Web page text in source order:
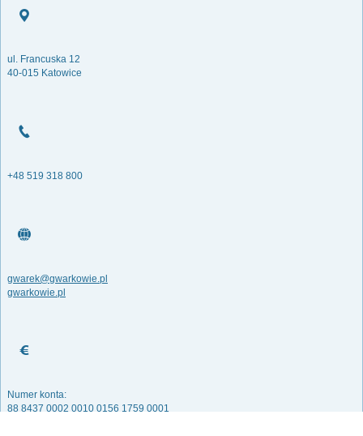
ul. Francuska 12
40-015 Katowice
+48 519 318 800
gwarek@gwarkowie.pl
gwarkowie.pl
Numer konta:
88 8437 0002 0010 0156 1759 0001